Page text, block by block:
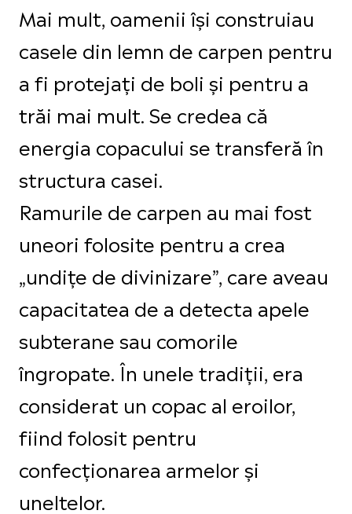
Mai mult, oamenii își construiau
casele din lemn de carpen pentru
a fi protejați de boli și pentru a
trăi mai mult. Se credea că
energia copacului se transferă în
structura casei.
Ramurile de carpen au mai fost
uneori folosite pentru a crea
„undițe de divinizare”, care aveau
capacitatea de a detecta apele
subterane sau comorile
îngropate. În unele tradiții, era
considerat un copac al eroilor,
fiind folosit pentru
confecționarea armelor și
uneltelor.